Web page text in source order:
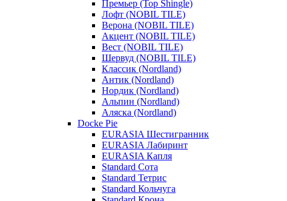
Премьер (Top Shingle)
Лофт (NOBIL TILE)
Верона (NOBIL TILE)
Акцент (NOBIL TILE)
Вест (NOBIL TILE)
Шервуд (NOBIL TILE)
Классик (Nordland)
Антик (Nordland)
Нордик (Nordland)
Альпин (Nordland)
Аляска (Nordland)
Docke Pie
EURASIA Шестигранник
EURASIA Лабиринт
EURASIA Капля
Standard Сота
Standard Тетрис
Standard Кольчуга